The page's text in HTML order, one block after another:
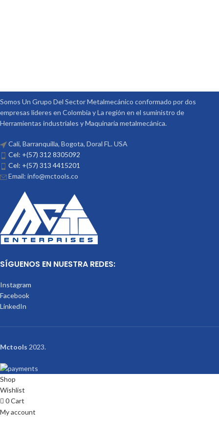
Somos Un Grupo Del Sector Metalmecánico conformado por dos
empresas lideres en Colombia y La región en el suministro de
Herramientas industriales y Maquinaria metalmecánica.
Cali, Barranquilla, Bogota, Doral FL. USA
Cel: +(57) 312 8305092
Cel: +(57) 313 4415201
Email: info@mctools.co
SÍGUENOS EN NUESTRA REDES:
Instagram
Facebook
LinkedIn
Mctools 2023.
Shop
Wishlist
0Cart
My account